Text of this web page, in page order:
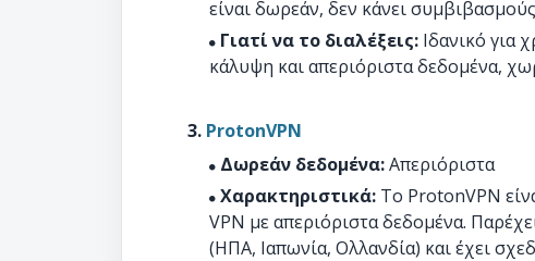
είναι δωρεάν, δεν κάνει
Γιατί να το διαλέξεις: Ιδανικό για
κάλυψη και απεριόριστα δεδομένα,
3. ProtonVPN
Δωρεάν δεδομένα:Απεριόριστα
Χαρακτηριστικά: Το ProtonVPN
VPN με απεριόριστα δεδομένα.
(ΗΠΑ, Ιαπωνία, Ολλανδία) και έχει